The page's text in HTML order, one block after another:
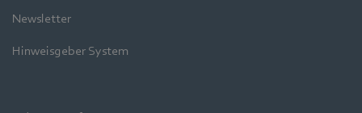
Newsletter
Hinweisgeber System